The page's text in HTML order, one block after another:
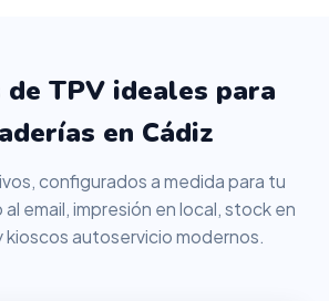
TPV ideales para
en Cádiz
configurados a medida para tu
email, impresión en local, stock en
kioscos autoservicio modernos.